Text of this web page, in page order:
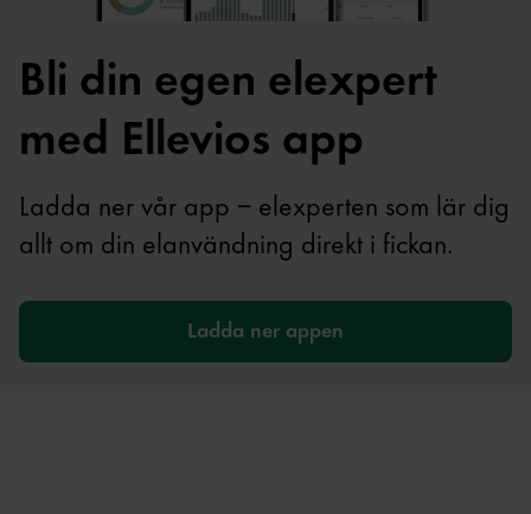
Bli din egen elexpert
med Ellevios app
Ladda ner vår app – elexperten som lär dig
allt om din elanvändning direkt i fickan.
Ladda ner appen